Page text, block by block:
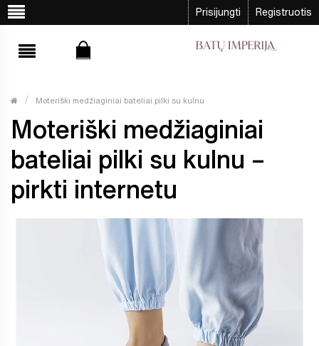
Prisijungti Registruotis
Moteriški medžiaginiai bateliai pilki su kulnu
Moteriški medžiaginiai
bateliai pilki su kulnu –
pirkti internetu